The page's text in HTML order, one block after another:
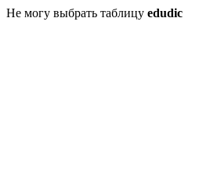
Не могу выбрать таблицу edudic